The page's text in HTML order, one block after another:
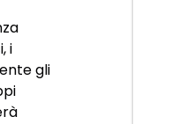
i
gli